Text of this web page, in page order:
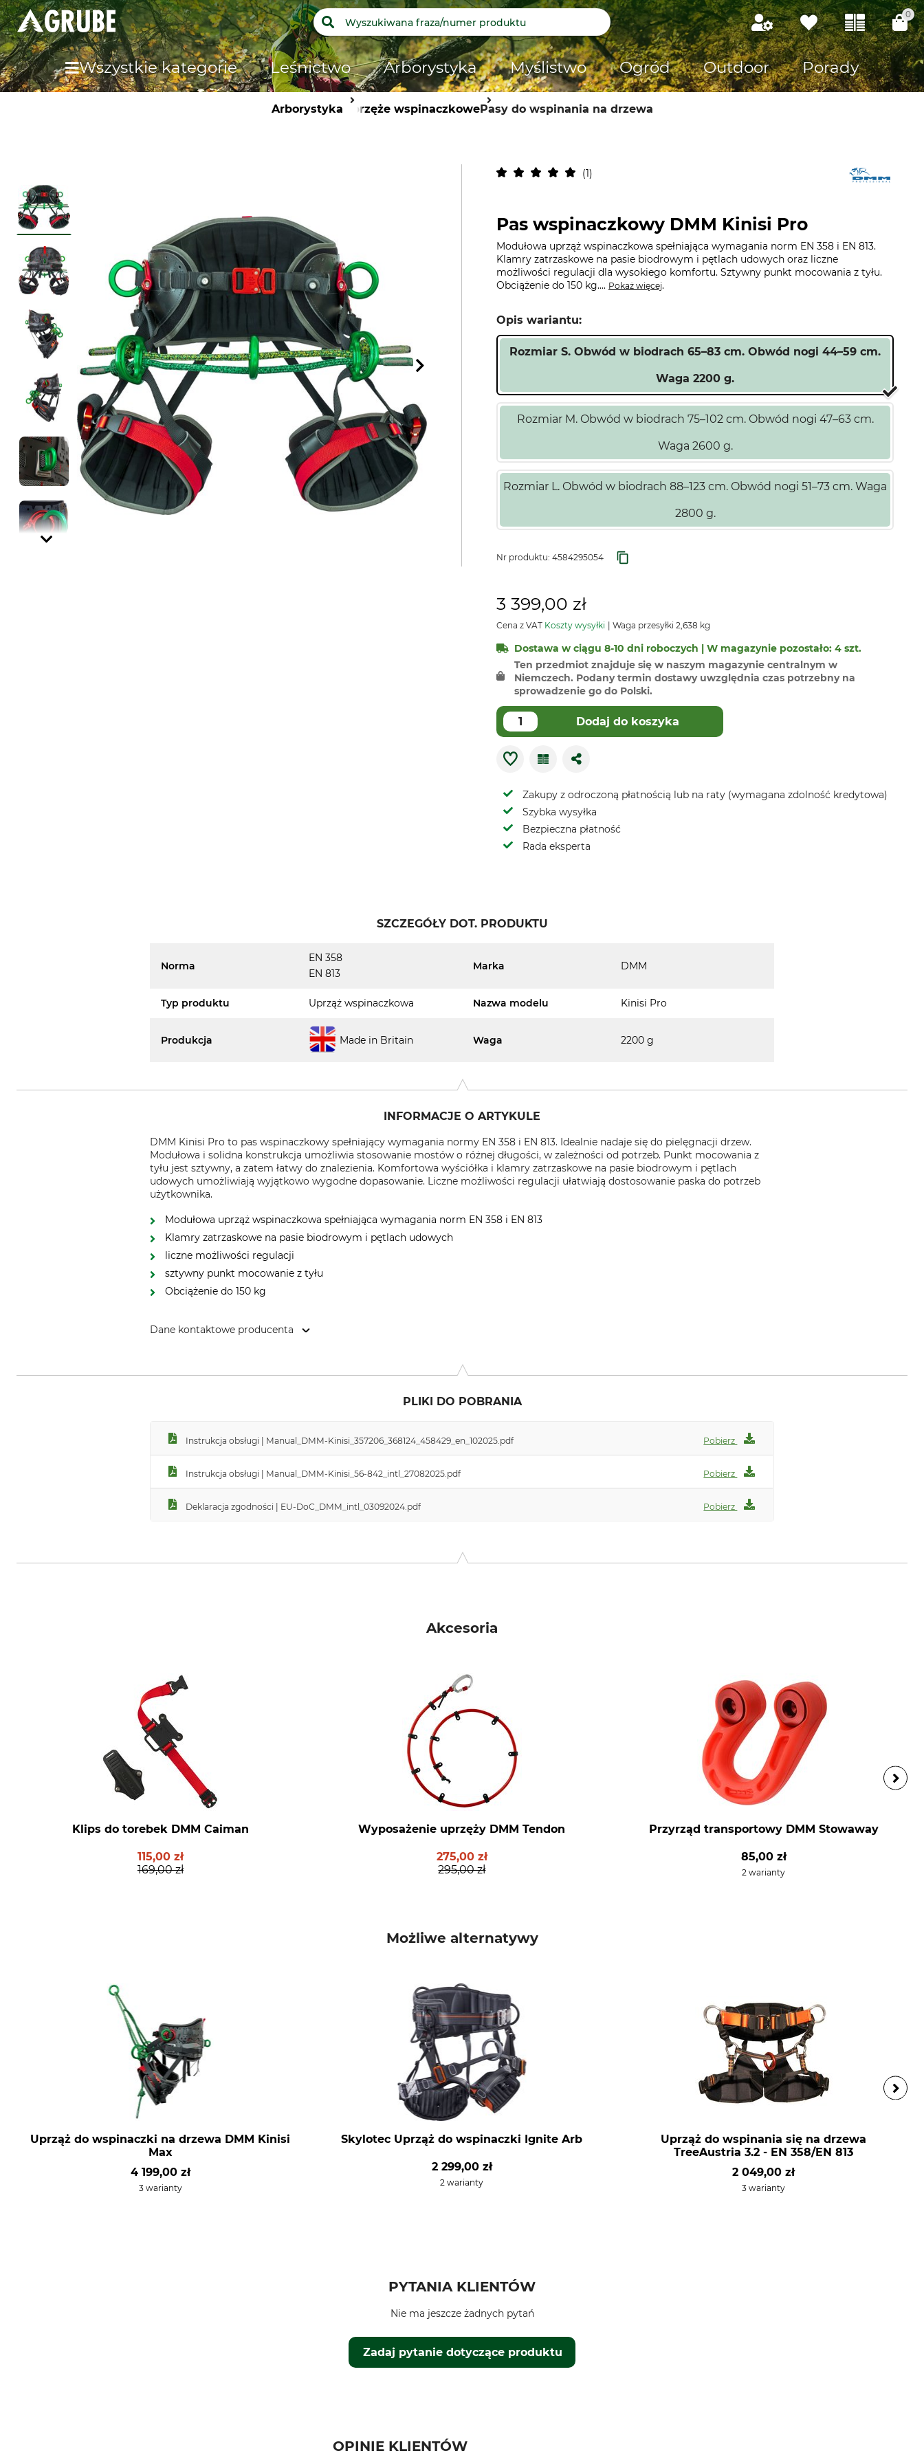
0
Wszystkie kategorie Leśnictwo Arborystyka Myślistwo Ogród Outdoor Porady
Arborystyka Uprzęże wspinaczkowePasy do wspinania na drzewa
1
Pas wspinaczkowy DMM Kinisi Pro
Modułowa uprząż wspinaczkowa spełniająca wymagania norm EN 358 i EN 813.
Klamry zatrzaskowe na pasie biodrowym i pętlach udowych oraz liczne
możliwości regulacji dla wysokiego komfortu. Sztywny punkt mocowania z tyłu.
Obciążenie do 150 kg.... Pokaż więcej.
Opis wariantu:
Rozmiar S. Obwód w biodrach 65–83 cm. Obwód nogi 44–59 cm.
Waga 2200 g.
Rozmiar M. Obwód w biodrach 75–102 cm. Obwód nogi 47–63 cm.
Waga 2600 g.
Rozmiar L. Obwód w biodrach 88–123 cm. Obwód nogi 51–73 cm. Waga
2800 g.
Nr produktu: 4584295054
3 399,00 zł
Cena z VAT Koszty wysyłki Waga przesyłki 2,638 kg
Dostawa w ciągu 8-10 dni roboczych | W magazynie pozostało: 4 szt.
Ten przedmiot znajduje się w naszym magazynie centralnym w
Niemczech. Podany termin dostawy uwzględnia czas potrzebny na
sprowadzenie go do Polski.
Dodaj do koszyka
Zakupy z odroczoną płatnością lub na raty (wymagana zdolność kredytowa)
Szybka wysyłka
Bezpieczna płatność
Rada eksperta
SZCZEGÓŁY DOT. PRODUKTU
Norma
EN 358
EN 813
Marka DMM
Typ produktu Uprząż wspinaczkowa Nazwa modelu Kinisi Pro
Produkcja Made in Britain Waga 2200 g
INFORMACJE O ARTYKULE
DMM Kinisi Pro to pas wspinaczkowy spełniający wymagania normy EN 358 i EN 813. Idealnie nadaje się do pielęgnacji drzew.
Modułowa i solidna konstrukcja umożliwia stosowanie mostów o różnej długości, w zależności od potrzeb. Punkt mocowania z
tyłu jest sztywny, a zatem łatwy do znalezienia. Komfortowa wyściółka i klamry zatrzaskowe na pasie biodrowym i pętlach
udowych umożliwiają wyjątkowo wygodne dopasowanie. Liczne możliwości regulacji ułatwiają dostosowanie paska do potrzeb
użytkownika.
Modułowa uprząż wspinaczkowa spełniająca wymagania norm EN 358 i EN 813
Klamry zatrzaskowe na pasie biodrowym i pętlach udowych
liczne możliwości regulacji
sztywny punkt mocowanie z tyłu
Obciążenie do 150 kg
Dane kontaktowe producenta
PLIKI DO POBRANIA
Instrukcja obsługi | Manual_DMM-Kinisi_357206_368124_458429_en_102025.pdf Pobierz
Instrukcja obsługi | Manual_DMM-Kinisi_56-842_intl_27082025.pdf Pobierz
Deklaracja zgodności | EU-DoC_DMM_intl_03092024.pdf Pobierz
Akcesoria
Klips do torebek DMM Caiman
115,00 zł
169,00 zł
Wyposażenie uprzęży DMM Tendon
275,00 zł
295,00 zł
Przyrząd transportowy DMM Stowaway
85,00 zł
2 warianty
Możliwe alternatywy
Uprząż do wspinaczki na drzewa DMM Kinisi
Max
4 199,00 zł
3 warianty
Skylotec Uprząż do wspinaczki Ignite Arb
2 299,00 zł
2 warianty
Uprząż do wspinania się na drzewa
TreeAustria 3.2 - EN 358/EN 813
2 049,00 zł
3 warianty
PYTANIA KLIENTÓW
Zadaj pytanie dotyczące produktu
Nie ma jeszcze żadnych pytań
OPINIE KLIENTÓW